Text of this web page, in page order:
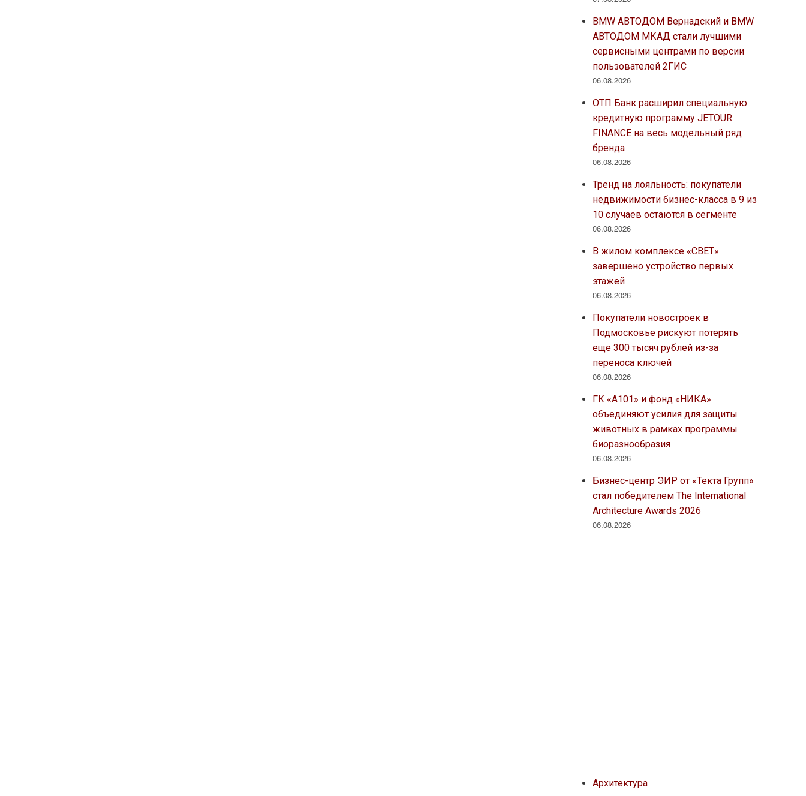
BMW АВТОДОМ Вернадский и BMW
АВТОДОМ МКАД стали лучшими
сервисными центрами по версии
пользователей 2ГИС
06.08.2026
ОТП Банк расширил специальную
кредитную программу JETOUR
FINANCE на весь модельный ряд
бренда
06.08.2026
Тренд на лояльность: покупатели
недвижимости бизнес-класса в 9 из
10 случаев остаются в сегменте
06.08.2026
В жилом комплексе «СВЕТ»
завершено устройство первых
этажей
06.08.2026
Покупатели новостроек в
Подмосковье рискуют потерять
еще 300 тысяч рублей из-за
переноса ключей
06.08.2026
ГК «А101» и фонд «НИКА»
объединяют усилия для защиты
животных в рамках программы
биоразнообразия
06.08.2026
Бизнес-центр ЭИР от «Текта Групп»
стал победителем The International
Architecture Awards 2026
06.08.2026
Архитектура